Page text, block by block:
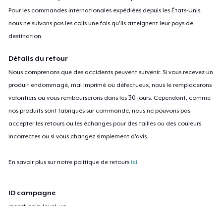
Pour les commandes internationales expédiées depuis les États-Unis,
nous ne suivons pas les colis une fois qu'ils atteignent leur pays de
destination.
Détails du retour
Nous comprenons que des accidents peuvent survenir. Si vous recevez un
produit endommagé, mal imprimé ou défectueux, nous le remplacerons
volontiers ou vous rembourserons dans les 30 jours. Cependant, comme
nos produits sont fabriqués sur commande, nous ne pouvons pas
accepter les retours ou les échanges pour des tailles ou des couleurs
incorrectes ou si vous changez simplement d'avis.
En savoir plus sur notre politique de retours ici
ID campagne